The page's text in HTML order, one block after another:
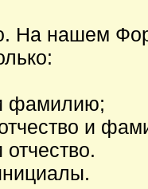
На нашем
фамилию;
и